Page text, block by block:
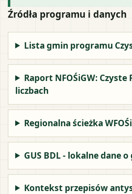
Źródła programu i danych
Lista gmin programu
Raport NFOŚiGW:
liczbach
Regionalna ścieżka
GUS BDL - lokalne dane
Kontekst przepisów